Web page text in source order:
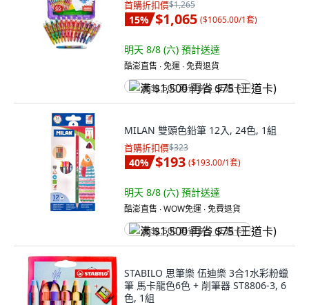
首購折扣價$1,265
15% $1,065 ($1065.00/1套)
明天 8/8 (六) 預計送達
酷澎直售 ∙ 免運 ∙ 免費退貨
满 $1,500 再省 $75 (王道卡)
MILAN 雙頭色鉛筆 12入, 24色, 1組
首購折扣價$323
40% $193 ($193.00/1套)
明天 8/8 (六) 預計送達
酷澎直售 ∙ WOW免運 ∙ 免費退貨
满 $1,500 再省 $75 (王道卡)
STABILO 思筆樂 伍迪樂 3合1水彩粉蠟
筆 馬卡龍色6色 + 削筆器 ST8806-3, 6
色, 1組